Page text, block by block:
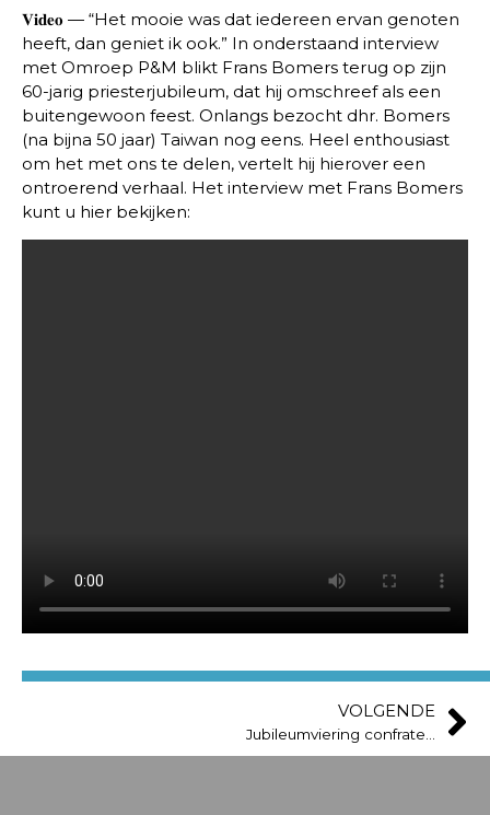
𝐕𝐢𝐝𝐞𝐨 — “Het mooie was dat iedereen ervan genoten
heeft, dan geniet ik ook.” In onderstaand interview
met Omroep P&M blikt Frans Bomers terug op zijn
60-jarig priesterjubileum, dat hij omschreef als een
buitengewoon feest. Onlangs bezocht dhr. Bomers
(na bijna 50 jaar) Taiwan nog eens. Heel enthousiast
om het met ons te delen, vertelt hij hierover een
ontroerend verhaal. Het interview met Frans Bomers
kunt u hier bekijken:
VOLGENDE
Jubileumviering confrater Frans Bomers in Lent bij Nijmegen​